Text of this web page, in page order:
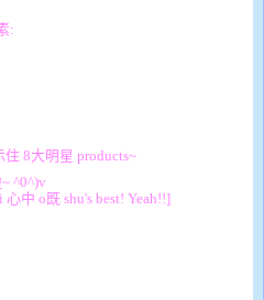
:
8大明星 products~
^0^)v
中 o既 shu's best! Yeah!!]